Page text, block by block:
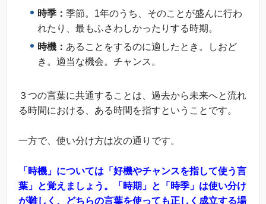
時季： 季節。1年のうち、そのことが盛んに行わ
れたり、最もふさわしかったりする時期。
時機： あることをするのに適したとき。しおど
き。適当な機会。チャンス。
３つの言葉に共通することは、過去から未来へと流れ
る時間における、ある時間を指すということです。
一方で、使い分け方は次の通りです。
「時機」については「好機やチャンスを指して使う言
葉」と覚えましょう。「時期」と「時季」は使い分け
が難しく、どちらの言葉を使っても正しく成立する場